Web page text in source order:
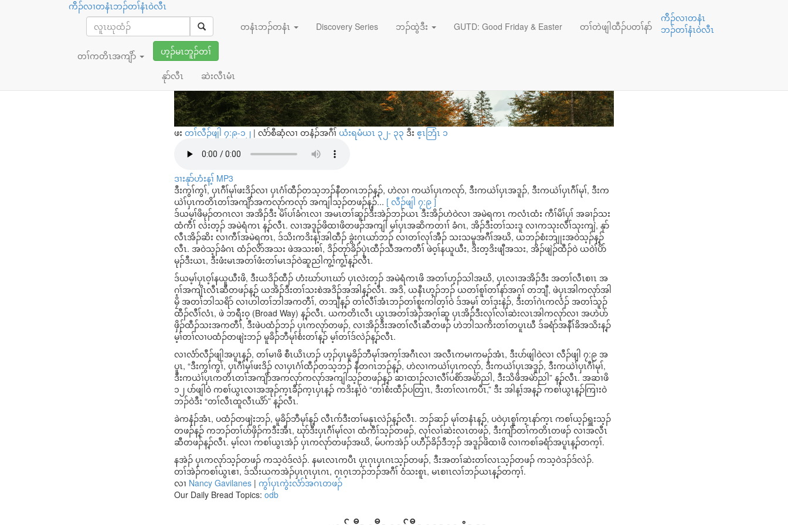
ကိိၣ်လၢတနံၤဘၣ်တၢ်နံၤ၀ဲလီၤ
တနံၤဘၣ်တနံၤ
Discovery Series ဘၣ်ထွဲဒီး GUTD: Good Friday & Easter တၢ်တဲဖျါထီၣ်ပတၢ်နာ်
တၢ်ကတိၤအကျိာ်
ကိိၣ်လၢတနံၤ
ဘၣ်တၢ်နံၤ၀ဲလီၤ
ဟ့ၣ်မၤဘူၣ်တၢ်
နုာ်လီၤ ဆဲးလီၤမံၤ
တၢ်အဲၣ်ဘၣ် ပှၤကလုာ်သ့ၣ်တဖၣ်
ဖး တၢ်လီၣ်ဖျါ ၇:၉-၁၂ | လံာ်စီဆှံလၢ တနံၣ်အဂီၢ် ယံးရမံယၤ ၃၂- ၃၃ ဒီး ဧ့ၤဘြံၤ ၁
ဒၢးနုာ်ဟံးန့ၢ် MP3
ဒီးကွၢ်ကွၢ်, ပှၤဂီၢ်မုၢ်ဖးဒိၣ်လၢ ပှၤဂံၢ်ထီၣ်တသ့ဘၣ်နီတဂၤဘၣ်န့ၣ်, ဟဲလၢ ကယဲၢ်ပှၤကလုာ်, ဒီးကယဲၢ်ပှၤအဒူၣ်, ဒီးကယဲၢ်ပှၤဂီၢ်မုၢ်, ဒီးက
ယဲၢ်ပှၤကတိၤတၢ်အကျိာ်အကလုာ်ကလုာ် အကျါသ့ၣ်တဖၣ်န့ၣ်... [ လီၣ်ဖျါ ၇:၉ ]
ဒ်ယမ့ၢ်ဖိမုၣ်တဂၤလၢ အအိၣ်ဒီး မိၢ်ပၢ်ခံဂၤလၢ အမၤတၢ်ဆူၣ်ဒီးအဲၣ်ဘၣ်ယၤ ဒီးအိၣ်ဟဲဝဲလၢ အမဲရကၤ ကလံၤထံး ကီၢ်မိၢ်ပှၢ် အခၢၣ်သး
ထံကီၢ် လဲးတ့ၣ် အမဲရံကၤ န့ၣ်လီၤ. လၢအဒူၣ်ဖိထၢဖိတဖၣ်အကျါ မ့ၢ်ပှၤအဆိကတၢၢ် ခံဂၤ, အိၣ်ဒီးတၢ်သးဒူ လၢကသုးလီၢ်သုးကျဲ, နုာ်
လီၤအိၣ်ဆိး လၢကီၢ်အမဲရကၤ, ဒ်သိးကဒိးန့ၢ်အါထီၣ် ခွဲးဂ့ၤယာ်ဘၣ် လၢတၢ်လုၢ်အီၣ် သးသမူအဂီၢ်အဃိ, ယဘၣ်စံးဘျုးအဝဲသ့ၣ်န့ၣ်
လီၤ. အဝဲသ့ၣ်ခံဂၤ ထံၣ်လိာ်အသး ဖဲအသးစၢ်, ဒိၣ်တုာ်ခိၣ်ပှဲၤထီၣ်သီအကတီၢ် ဖဲဝ့ၢ်နယူယီး, ဒိးတ့ဒိးဖျီအသး, အိၣ်ဖျဲၣ်ထီၣ်ဝဲ ယဝဲၢ်ပိာ်
မုၣ်ဒီးယၤ, ဒီးဖံးမၤအတၢ်ဖံးတၢ်မၤဒၣ်ဝဲဆူညါကွ့ၢ်ကွ့ၢ်န့ၣ်လီၤ.
ဒ်ယမ့ၢ်ပှၤဝ့ၢ်နယူယီးဖိ, ဒီးယဒိၣ်ထီၣ် ဟံးဃာ်ပၢၤဃာ် ပှၤလဲးတ့ၣ် အမဲရံကၤဖိ အတၢ်ဟ့ၣ်သါအဃိ, ပှၤလၢအအိၣ်ဒီး အတၢ်လီၤစၢၤ အ
ဂ့ၢ်အကျိၤလီၤဆီတဖၣ်န့ၣ် ယအိၣ်ဒီးတၢ်သးစဲအဒိၣ်အအါန့ၣ်လီၤ. အဒိ, ယနီၤဟ့ၣ်ဘၣ် ယတၢ်စူၢ်တၢ်နာ်အဂ့ၢ် တဘျီ, ဖဲပှၤအါကလုာ်အါ
မၠိ အတၢ်ဘါသရိာ် လၢဟါတၢ်ဘါအကတီၢ်, တဘျီန့ၣ် တၢ်လီၢ်အံၤဘၣ်တၢ်စူးကါတ့ၢ်ဝဲ ဒ်အမ့ၢ် တၢ်ဒုးနဲၣ်, ဒီးတၢ်ဂဲၤကလံၣ် အတၢ်သူၣ်
ထီၣ်လီၢ်လံၤ, ဖဲ ဘရီးဝ့ (Broad Way) န့ၣ်လီၤ. ယကတိၤလီၤ ယွၤအတၢ်အဲၣ်အဂ့ၢ်ဆူ ပှၤအိၣ်ဒီးလုၢ်လၢ်ဆဲးလၤအါကလုာ်လၢ အဟဲပာ်
ဖှိၣ်ထီၣ်သးအကတီၢ်, ဒီးဖဲပထံၣ်ဘၣ် ပှၤကလုာ်တဖၣ်, လၢအိၣ်ဒီးအတၢ်လီၤဆီတဖၣ် ဟဲဘါသကိးတၢ်တပူၤဃီ ဒ်ခရံာ်အနီၢ်ခိအသိးန့ၣ်
မ့ၢ်တၢ်လၢပထံၣ်တဖျဲးဘၣ် မူခိၣ်ဘီမုၢ်စံးတၢ်န့ၣ် မ့ၢ်တၢ်ဒ်လဲၣ်န့ၣ်လီၤ.
လၢလံာ်လီၣ်ဖျါအပူၤန့ၣ်, တၢ်မၢဖိ စီၤယိၤဟၣ် ဟ့ၣ်ပှၤမူခိၣ်ဘီမုၢ်အက့ၢ်အဂီၤလၢ အလီၤကမၢကမၣ်အံၤ, ဒီးပာ်ဖျါဝဲလၢ လီၣ်ဖျါ ၇:၉ အ
ပူၤ, “ဒီးကွၢ်ကွၢ်, ပှၤဂီၢ်မုၢ်ဖးဒိၣ် လၢပှၤဂံၢ်ထီၣ်တသ့ဘၣ် နီတဂၤဘၣ်န့ၣ်, ဟဲလၢကယဲၢ်ပှၤကလုာ်, ဒီးကယဲၢ်ပှၤအဒူၣ်, ဒီးကယဲၢ်ပှၤဂီၢ်မုၢ်,
ဒီးကယဲၢ်ပှၤကတိၤတၢ်အကျိာ်အကလုာ်ကလုာ်အကျါသ့ၣ်တဖၣ်န့ၣ် ဆၢထၢၣ်လၢလီၢ်ပစိာ်အမဲာ်ညါ, ဒီးသိဖိအမဲာ်ညါ” န့ၣ်လီၤ. အဆၢဖိ
၁၂ ပာ်ဖျါဝဲ ကစၢ်ယွၤလၢအအုၣ်က့ၤခီၣ်က့ၤပှၤန့ၣ် ကဒိးန့ၢ်ဝဲ “တၢ်စံးထီၣ်ပတြၢၤ, ဒီးတၢ်လၤကပီၤ,” ဒီး အါန့ၢ်အန့ၣ် ကစၢ်ယွၤန့ၣ်ကြၢးဝဲ
ဘၣ်ဝဲဒီး “တၢ်လီၤထူလီၤယိာ်” န့ၣ်လီၤ.
ခဲကနံၣ်အံၤ, ပထံၣ်တဖျဲးဘၣ်, မူခိၣ်ဘီမုၢ်န့ၣ် လီၤဂာ်ဒီးတၢ်မနုၤလဲၣ်န့ၣ်လီၤ. ဘၣ်ဆၣ် မုၢ်တနံၤန့ၣ်, ပဝဲပှၤစူၢ်က့ၤနာ်က့ၤ ကစၢ်ယ့ၣ်ရှူးသ့ၣ်
တဖၣ်န့ၣ် ကဘၣ်တၢ်ပာ်ဖှိၣ်ကဒီးအီၤ, ဃုာ်ဒီးပှၤဂီၢ်မုၢ်လၢ ထံကီၢ်သ့ၣ်တဖၣ်, လုၢ်လၢ်ဆဲးလၤတဖၣ်, ဒီးကျိာ်တၢ်ကတိၤတဖၣ် လၢအလီၤ
ဆီတဖၣ်န့ၣ်လီၤ. မ့ၢ်လၢ ကစၢ်ယွၤအဲၣ် ပှၤကလုာ်တဖၣ်အဃိ, မ်ပကအဲၣ် ပဟီၣ်ခိၣ်ဒီဘ့ၣ် အဒူၣ်ဖိထၢဖိ လၢကစၢ်ခရံာ်အပူၤန့ၣ်တက့ၢ်.
နအဲၣ် ပှၤကလုာ်သ့ၣ်တဖၣ် ကသ့ဝဲဒ်လဲၣ်. နမၤလၤကပီၤ ပှၤဂုၤပှၤဂၤသ့ၣ်တဖၣ်, ဒီးအတၢ်ဆဲးတၢ်လၤသ့ၣ်တဖၣ် ကသ့ဝဲဒၣ်ဒ်လဲၣ်.
တၢ်အဲၣ်ကစၢ်ယွၤဧၢ, ဒ်သိးယကအဲၣ်ပှၤဂုၤပှၤဂၤ, ဂ့ၤဂ့ၤဘၣ်ဘၣ်အဂီၢ် ဝံသးစူၤ, မၤစၢၤလၢ်ဘၣ်ယၤန့ၣ်တက့ၢ်.
လၢ Nancy Gavilanes | ကွၢ်ပှၤကွဲးလံာ်အဂၤတဖၣ်
Our Daily Bread Topics: odb